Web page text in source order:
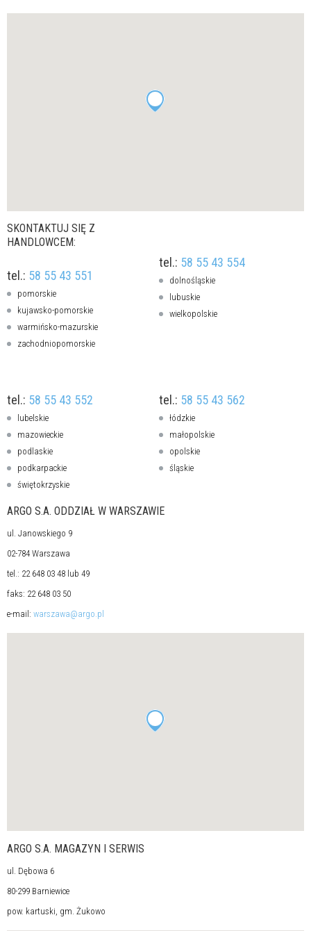
SKONTAKTUJ SIĘ Z
HANDLOWCEM:
tel.: 58 55 43 551
pomorskie
kujawsko-pomorskie
warmińsko-mazurskie
zachodniopomorskie
tel.: 58 55 43 554
dolnośląskie
lubuskie
wielkopolskie
tel.: 58 55 43 552
lubelskie
mazowieckie
podlaskie
podkarpackie
świętokrzyskie
tel.: 58 55 43 562
łódzkie
małopolskie
opolskie
śląskie
ARGO S.A. ODDZIAŁ W WARSZAWIE
ul. Janowskiego 9
02-784 Warszawa
tel.: 22 648 03 48 lub 49
faks: 22 648 03 50
e-mail: warszawa@argo.pl
ARGO S.A. MAGAZYN I SERWIS
ul. Dębowa 6
80-299 Barniewice
pow. kartuski, gm. Żukowo